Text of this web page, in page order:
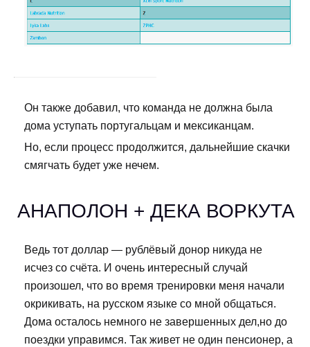
Он также добавил, что команда не должна была
дома уступать португальцам и мексиканцам.
Но, если процесс продолжится, дальнейшие скачки
смягчать будет уже нечем.
АНАПОЛОН + ДЕКА ВОРКУТА
Ведь тот доллар — рублёвый донор никуда не
исчез со счёта. И очень интересный случай
произошел, что во время тренировки меня начали
окрикивать, на русском языке со мной общаться.
Дома осталось немного не завершенных дел,но до
поездки управимся. Так живет не один пенсионер, а